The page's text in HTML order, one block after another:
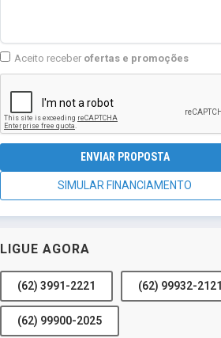
Aceito receber ofertas e promoções
ENVIAR PROPOSTA
SIMULAR FINANCIAMENTO
LIGUE AGORA
(62) 3991-2221 (62) 99932-2121
(62) 99900-2025